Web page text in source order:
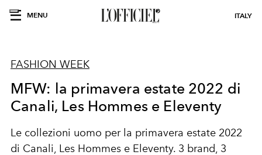
MENU ITALY
FASHION WEEK
MFW: la primavera estate 2022 di
Canali, Les Hommes e Eleventy
Le collezioni uomo per la primavera estate 2022
di Canali, Les Hommes e Eleventy. 3 brand, 3